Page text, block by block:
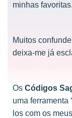
minhas favoritas.
Muitos
deixa-me já
Os Códigos
uma ferramenta
los com os